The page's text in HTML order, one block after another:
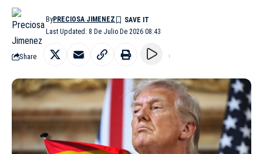
Last Updated: 8 De Julio De 2026 08:43
ByPRECIOSA JIMENEZ
Share